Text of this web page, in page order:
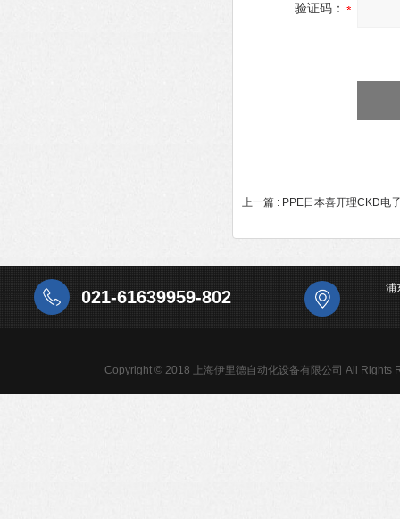
验证码：
上一篇 : PPE日本喜开理CKD电
021-61639959-802 浦
Copyright © 2018 上海伊里德自动化设备有限公司 All Rights